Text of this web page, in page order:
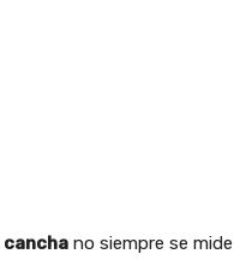
cancha no siempre se